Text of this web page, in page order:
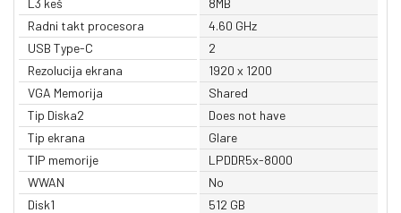
L3 keš
8MB
Radni takt procesora
4.60 GHz
USB Type-C
2
Rezolucija ekrana
1920 x 1200
VGA Memorija
Shared
Tip Diska2
Does not have
Tip ekrana
Glare
TIP memorije
LPDDR5x-8000
WWAN
No
Disk1
512 GB